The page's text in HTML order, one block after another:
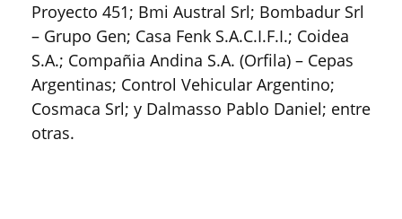
Proyecto 451; Bmi Austral Srl; Bombadur Srl
– Grupo Gen; Casa Fenk S.A.C.I.F.I.; Coidea
S.A.; Compañia Andina S.A. (Orfila) – Cepas
Argentinas; Control Vehicular Argentino;
Cosmaca Srl; y Dalmasso Pablo Daniel; entre
otras.